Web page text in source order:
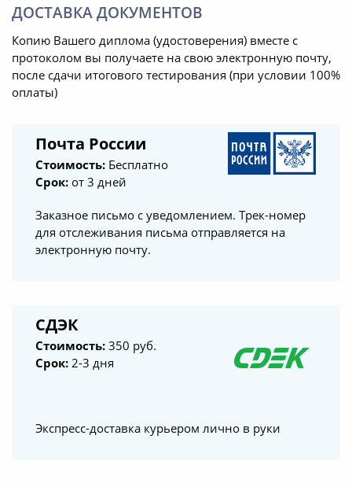
ДОСТАВКА ДОКУМЕНТОВ
Копию Вашего диплома (удостоверения) вместе с
протоколом вы получаете на свою электронную почту,
после сдачи итогового тестирования (при условии 100%
оплаты)
Почта России
Стоимость: Бесплатно
Срок: от 3 дней
Заказное письмо с уведомлением. Трек-номер
для отслеживания письма отправляется на
электронную почту.
СДЭК
Стоимость: 350 руб.
Срок: 2-3 дня
Экспресс-доставка курьером лично в руки